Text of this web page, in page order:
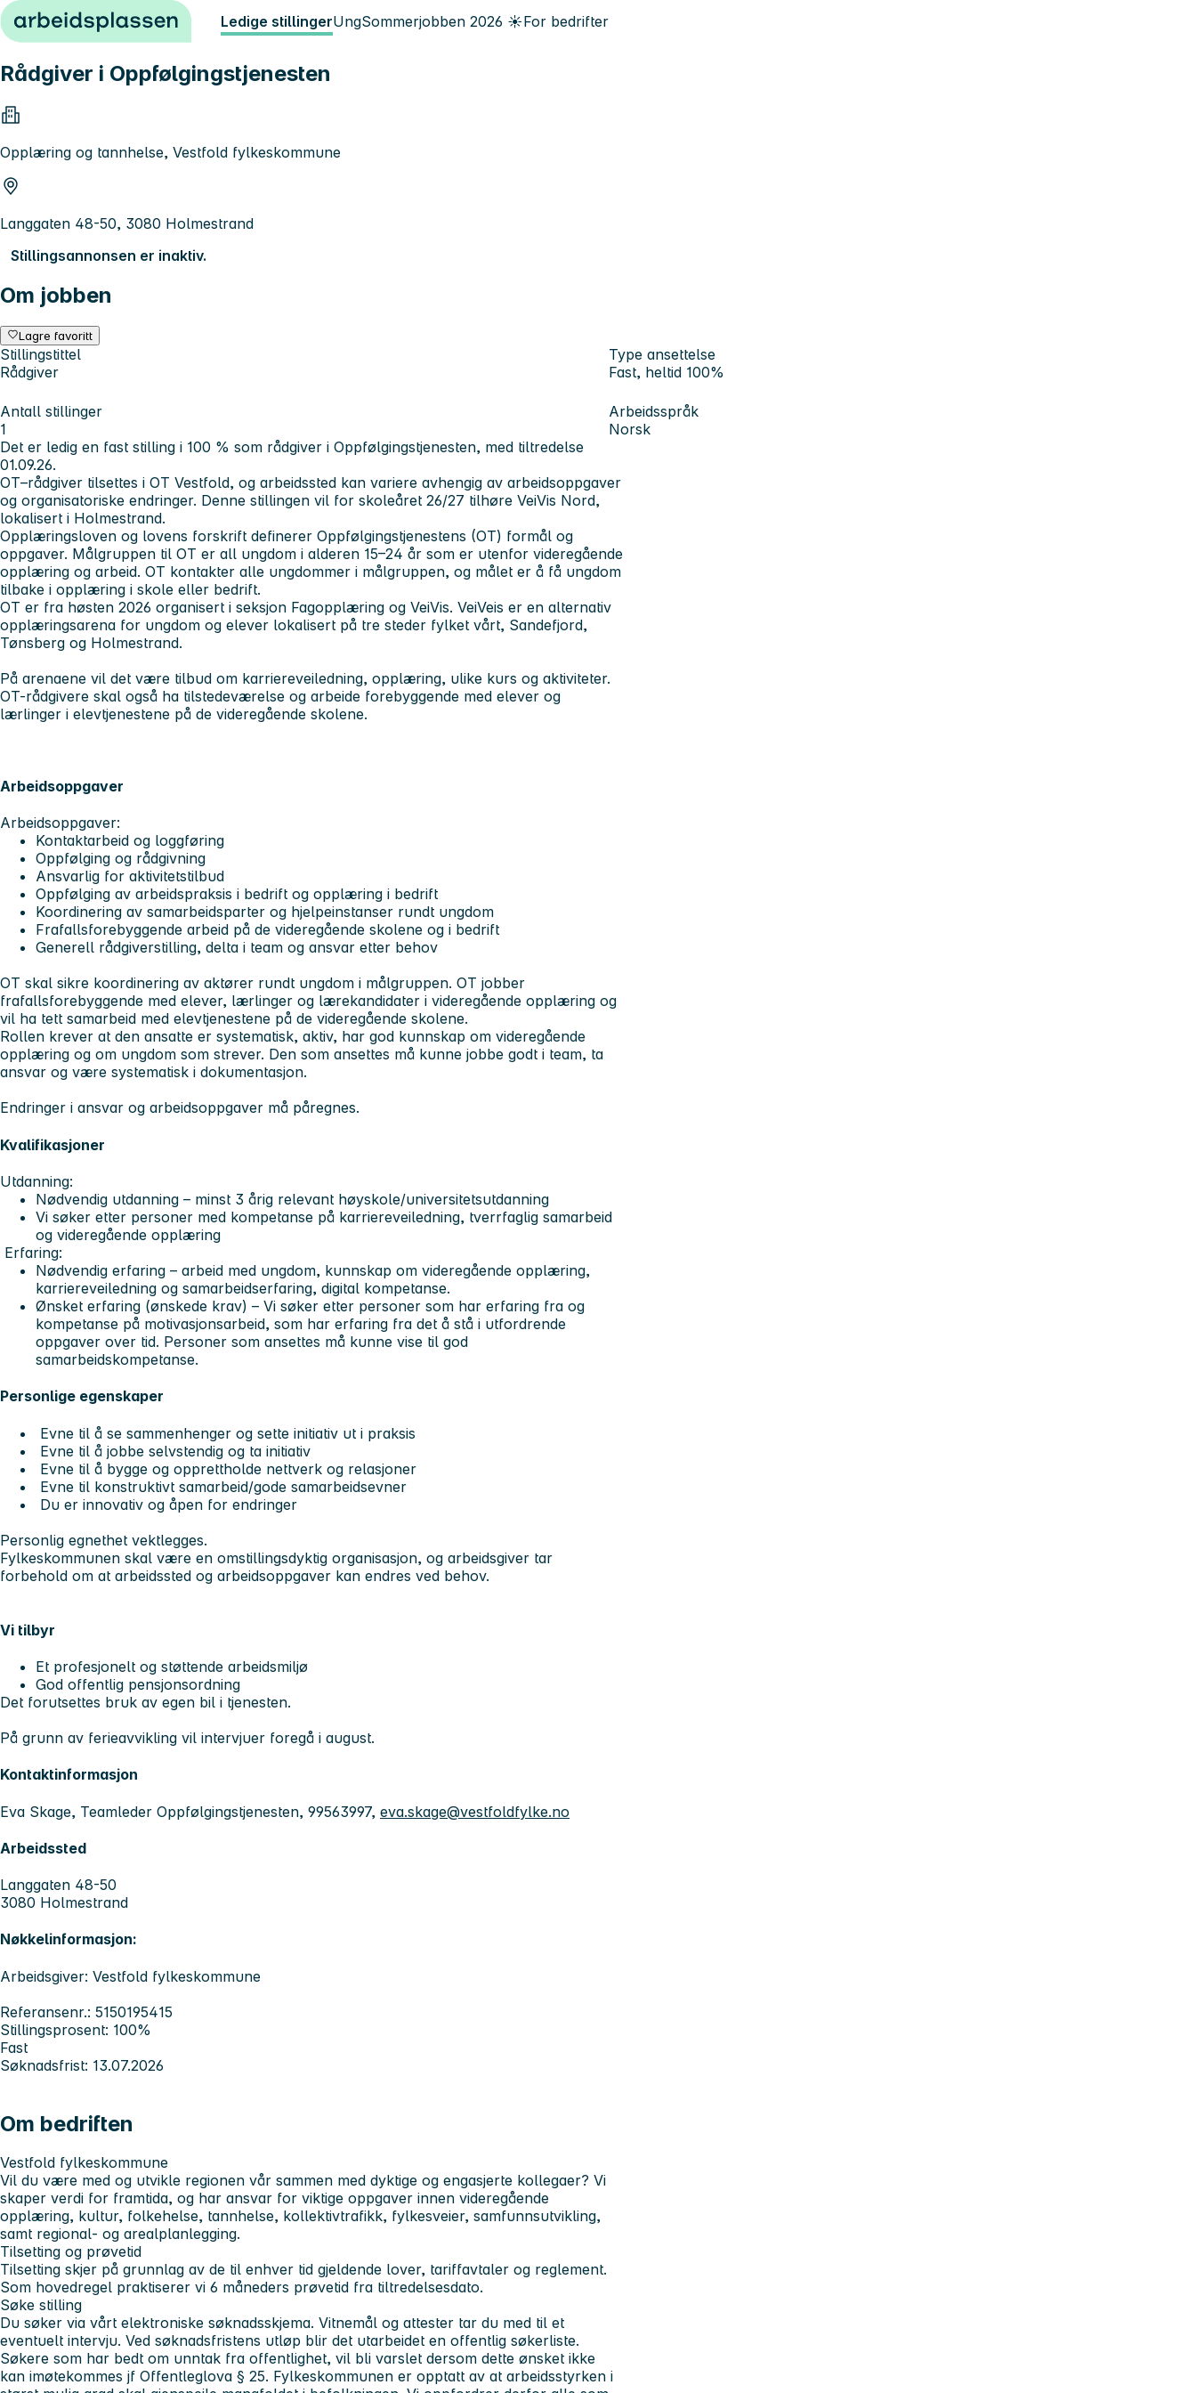
Hopp til innhold Ledige stillingerUngSommerjobben 2026 ☀️For bedrifter
Rådgiver i Oppfølgingstjenesten
Opplæring og tannhelse, Vestfold fylkeskommune
Langgaten 48-50, 3080 Holmestrand
Stillingsannonsen er inaktiv.
Om jobben
Lagre favoritt
Stillingstittel
Rådgiver
Type ansettelse
Fast, heltid 100%
Antall stillinger
1
Arbeidsspråk
Norsk
Det er ledig en fast stilling i 100 % som rådgiver i Oppfølgingstjenesten, med tiltredelse
01.09.26.
OT–rådgiver tilsettes i OT Vestfold, og arbeidssted kan variere avhengig av arbeidsoppgaver
og organisatoriske endringer. Denne stillingen vil for skoleåret 26/27 tilhøre VeiVis Nord,
lokalisert i Holmestrand.
Opplæringsloven og lovens forskrift definerer Oppfølgingstjenestens (OT) formål og
oppgaver. Målgruppen til OT er all ungdom i alderen 15–24 år som er utenfor videregående
opplæring og arbeid. OT kontakter alle ungdommer i målgruppen, og målet er å få ungdom
tilbake i opplæring i skole eller bedrift.
OT er fra høsten 2026 organisert i seksjon Fagopplæring og VeiVis. VeiVeis er en alternativ
opplæringsarena for ungdom og elever lokalisert på tre steder fylket vårt, Sandefjord,
Tønsberg og Holmestrand.
På arenaene vil det være tilbud om karriereveiledning, opplæring, ulike kurs og aktiviteter.
OT-rådgivere skal også ha tilstedeværelse og arbeide forebyggende med elever og
lærlinger i elevtjenestene på de videregående skolene.
Arbeidsoppgaver
Arbeidsoppgaver:
Kontaktarbeid og loggføring
Oppfølging og rådgivning
Ansvarlig for aktivitetstilbud
Oppfølging av arbeidspraksis i bedrift og opplæring i bedrift
Koordinering av samarbeidsparter og hjelpeinstanser rundt ungdom
Frafallsforebyggende arbeid på de videregående skolene og i bedrift
Generell rådgiverstilling, delta i team og ansvar etter behov
OT skal sikre koordinering av aktører rundt ungdom i målgruppen. OT jobber
frafallsforebyggende med elever, lærlinger og lærekandidater i videregående opplæring og
vil ha tett samarbeid med elevtjenestene på de videregående skolene.
Rollen krever at den ansatte er systematisk, aktiv, har god kunnskap om videregående
opplæring og om ungdom som strever. Den som ansettes må kunne jobbe godt i team, ta
ansvar og være systematisk i dokumentasjon.
Endringer i ansvar og arbeidsoppgaver må påregnes.
Kvalifikasjoner
Utdanning:
Nødvendig utdanning – minst 3 årig relevant høyskole/universitetsutdanning
Vi søker etter personer med kompetanse på karriereveiledning, tverrfaglig samarbeid
og videregående opplæring
Erfaring:
Nødvendig erfaring – arbeid med ungdom, kunnskap om videregående opplæring,
karriereveiledning og samarbeidserfaring, digital kompetanse.
Ønsket erfaring (ønskede krav) – Vi søker etter personer som har erfaring fra og
kompetanse på motivasjonsarbeid, som har erfaring fra det å stå i utfordrende
oppgaver over tid. Personer som ansettes må kunne vise til god
samarbeidskompetanse.
Personlige egenskaper
Evne til å se sammenhenger og sette initiativ ut i praksis
Evne til å jobbe selvstendig og ta initiativ
Evne til å bygge og opprettholde nettverk og relasjoner
Evne til konstruktivt samarbeid/gode samarbeidsevner
Du er innovativ og åpen for endringer
Personlig egnethet vektlegges.
Fylkeskommunen skal være en omstillingsdyktig organisasjon, og arbeidsgiver tar
forbehold om at arbeidssted og arbeidsoppgaver kan endres ved behov.
Vi tilbyr
Et profesjonelt og støttende arbeidsmiljø
God offentlig pensjonsordning
Det forutsettes bruk av egen bil i tjenesten.
På grunn av ferieavvikling vil intervjuer foregå i august.
Kontaktinformasjon
Eva Skage, Teamleder Oppfølgingstjenesten, 99563997, eva.skage@vestfoldfylke.no
Arbeidssted
Langgaten 48-50
3080 Holmestrand
Nøkkelinformasjon:
Arbeidsgiver: Vestfold fylkeskommune
Referansenr.: 5150195415
Stillingsprosent: 100%
Fast
Søknadsfrist: 13.07.2026
Om bedriften
Vestfold fylkeskommune
Vil du være med og utvikle regionen vår sammen med dyktige og engasjerte kollegaer? Vi
skaper verdi for framtida, og har ansvar for viktige oppgaver innen videregående
opplæring, kultur, folkehelse, tannhelse, kollektivtrafikk, fylkesveier, samfunnsutvikling,
samt regional- og arealplanlegging.
Tilsetting og prøvetid
Tilsetting skjer på grunnlag av de til enhver tid gjeldende lover, tariffavtaler og reglement.
Som hovedregel praktiserer vi 6 måneders prøvetid fra tiltredelsesdato.
Søke stilling
Du søker via vårt elektroniske søknadsskjema. Vitnemål og attester tar du med til et
eventuelt intervju. Ved søknadsfristens utløp blir det utarbeidet en offentlig søkerliste.
Søkere som har bedt om unntak fra offentlighet, vil bli varslet dersom dette ønsket ikke
kan imøtekommes jf Offentleglova § 25. Fylkeskommunen er opptatt av at arbeidsstyrken i